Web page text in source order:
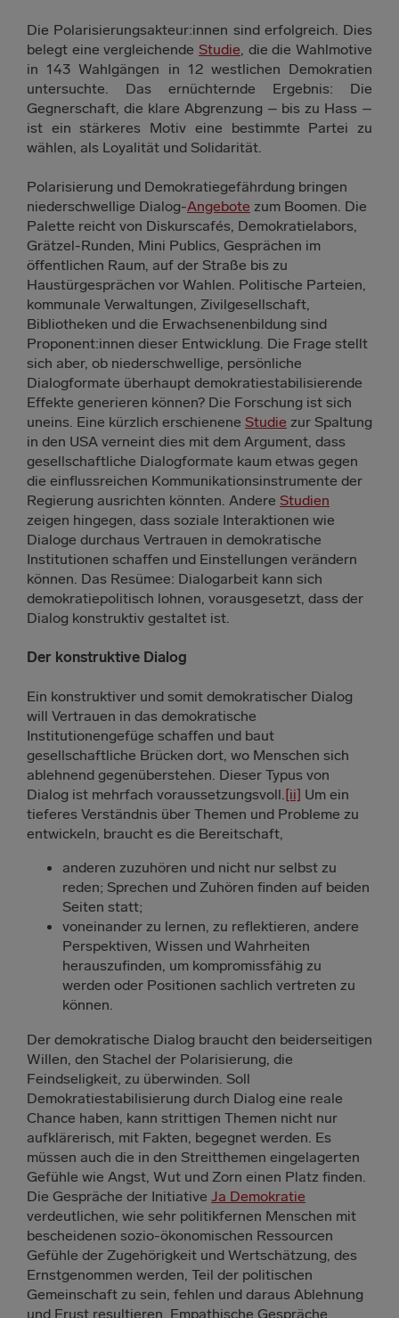
Die Polarisierungsakteur:innen sind erfolgreich. Dies
belegt eine vergleichende Studie , die die Wahlmotive
in 143 Wahlgängen in 12 westlichen Demokratien
untersuchte. Das ernüchternde Ergebnis: Die
Gegnerschaft, die klare Abgrenzung – bis zu Hass –
ist ein stärkeres Motiv eine bestimmte Partei zu
wählen, als Loyalität und Solidarität.
Polarisierung und Demokratiegefährdung bringen
niederschwellige Dialog-Angebote zum Boomen. Die
Palette reicht von Diskurscafés, Demokratielabors,
Grätzel-Runden, Mini Publics, Gesprächen im
öffentlichen Raum, auf der Straße bis zu
Haustürgesprächen vor Wahlen. Politische Parteien,
kommunale Verwaltungen, Zivilgesellschaft,
Bibliotheken und die Erwachsenenbildung sind
Proponent:innen dieser Entwicklung. Die Frage stellt
sich aber, ob niederschwellige, persönliche
Dialogformate überhaupt demokratiestabilisierende
Effekte generieren können? Die Forschung ist sich
uneins. Eine kürzlich erschienene Studie zur Spaltung
in den USA verneint dies mit dem Argument, dass
gesellschaftliche Dialogformate kaum etwas gegen
die einflussreichen Kommunikationsinstrumente der
Regierung ausrichten könnten. Andere Studien
zeigen hingegen, dass soziale Interaktionen wie
Dialoge durchaus Vertrauen in demokratische
Institutionen schaffen und Einstellungen verändern
können. Das Resümee: Dialogarbeit kann sich
demokratiepolitisch lohnen, vorausgesetzt, dass der
Dialog konstruktiv gestaltet ist.
Der konstruktive Dialog
Ein konstruktiver und somit demokratischer Dialog
will Vertrauen in das demokratische
Institutionengefüge schaffen und baut
gesellschaftliche Brücken dort, wo Menschen sich
ablehnend gegenüberstehen. Dieser Typus von
Dialog ist mehrfach voraussetzungsvoll. [ii] Um ein
tieferes Verständnis über Themen und Probleme zu
entwickeln, braucht es die Bereitschaft,
anderen zuzuhören und nicht nur selbst zu
reden; Sprechen und Zuhören finden auf beiden
Seiten statt;
voneinander zu lernen, zu reflektieren, andere
Perspektiven, Wissen und Wahrheiten
herauszufinden, um kompromissfähig zu
werden oder Positionen sachlich vertreten zu
können.
Der demokratische Dialog braucht den beiderseitigen
Willen, den Stachel der Polarisierung, die
Feindseligkeit, zu überwinden. Soll
Demokratiestabilisierung durch Dialog eine reale
Chance haben, kann strittigen Themen nicht nur
aufklärerisch, mit Fakten, begegnet werden. Es
müssen auch die in den Streitthemen eingelagerten
Gefühle wie Angst, Wut und Zorn einen Platz finden.
Die Gespräche der Initiative Ja Demokratie
verdeutlichen, wie sehr politikfernen Menschen mit
bescheidenen sozio-ökonomischen Ressourcen
Gefühle der Zugehörigkeit und Wertschätzung, des
Ernstgenommen werden, Teil der politischen
Gemeinschaft zu sein, fehlen und daraus Ablehnung
und Frust resultieren. Empathische Gespräche